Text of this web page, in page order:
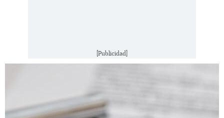
[Publicidad]